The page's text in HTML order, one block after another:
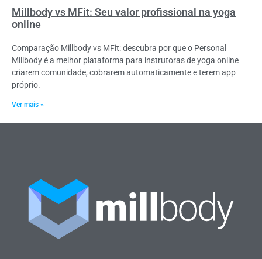
Millbody vs MFit: Seu valor profissional na yoga
online
Comparação Millbody vs MFit: descubra por que o Personal
Millbody é a melhor plataforma para instrutoras de yoga online
criarem comunidade, cobrarem automaticamente e terem app
próprio.
Ver mais »